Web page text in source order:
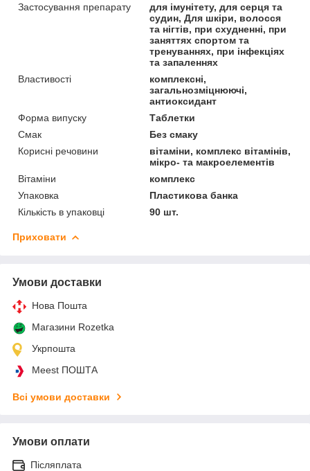
Застосування препарату
для імунітету, для серця та
судин, Для шкіри, волосся
та нігтів, при схудненні, при
заняттях спортом та
тренуваннях, при інфекціях
та запаленнях
Властивості
комплексні,
загальнозміцнюючі,
антиоксидант
Форма випуску
Таблетки
Смак
Без смаку
Корисні речовини
вітаміни, комплекс вітамінів,
мікро- та макроелементів
Вітаміни
комплекс
Упаковка
Пластикова банка
Кількість в упаковці
90 шт.
Приховати
Умови доставки
Нова Пошта
Магазини Rozetka
Укрпошта
Meest ПОШТА
Всі умови доставки
Умови оплати
Післяплата